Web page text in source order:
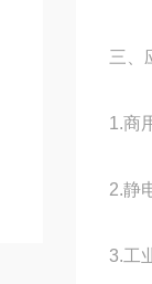
三、
1.商
2.静
3.工